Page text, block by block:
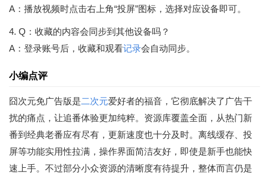
A：播放视频时点击右上角“投屏”图标，选择对应设备即可。
4. Q：收藏的内容会同步到其他设备吗？
A：登录账号后，收藏和观看记录会自动同步。
小编点评
囧次元免广告版是二次元爱好者的福音，它彻底解决了广告干
扰的痛点，让追番体验更加纯粹。资源库覆盖全面，从热门新
番到经典老番应有尽有，更新速度也十分及时。离线缓存、投
屏等功能实用性拉满，操作界面简洁友好，即使是新手也能快
速上手。不过部分小众资源的清晰度有待提升，整体而言仍是